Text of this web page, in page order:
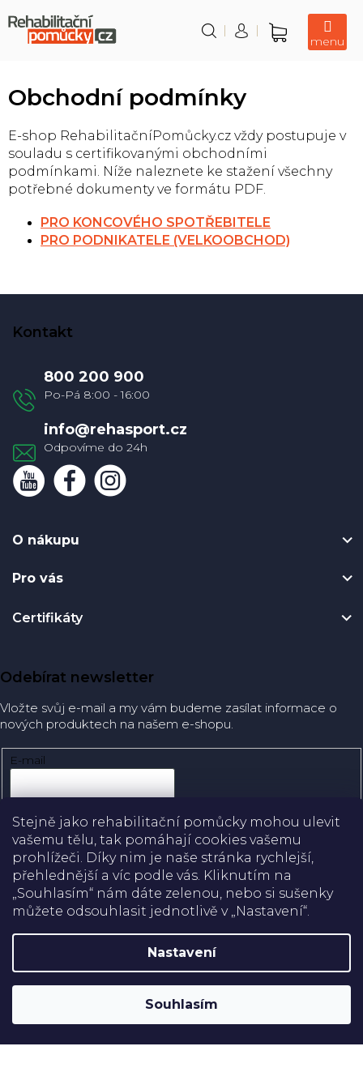
Stejně jako rehabilitační pomůcky mohou ulevit
vašemu tělu, tak pomáhají cookies vašemu
prohlížeči. Díky nim je naše stránka rychlejší,
přehlednější a víc podle vás. Kliknutím na
„Souhlasím“ nám dáte zelenou, nebo si sušenky
můžete odsouhlasit jednotlivě v „Nastavení“.
Nastavení
Souhlasím
na
obsah
Nákupní
Obchodní podmínky
E-shop RehabilitačníPomůcky.cz vždy postupuje v
souladu s certifikovanými obchodními
podmínkami. Níže naleznete ke stažení všechny
potřebné dokumenty ve formátu PDF.
PRO KONCOVÉHO SPOTŘEBITELE
PRO PODNIKATELE (VELKOOBCHOD)
Kontakt
info@rehasport.cz
800 200 900
O nákupu
Pro vás
Certifikáty
Doprava
Platba
Odebírat newsletter
Vložte svůj e-mail a my vám budeme zasílat informace o
nových produktech na našem e-shopu.
E-mail
Přihlásit se
Rehabilitační pomůcky
Upravit nastavení cookies